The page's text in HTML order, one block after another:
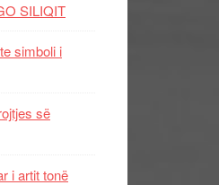
SILIQIT
simboli i
së
i artit tonë